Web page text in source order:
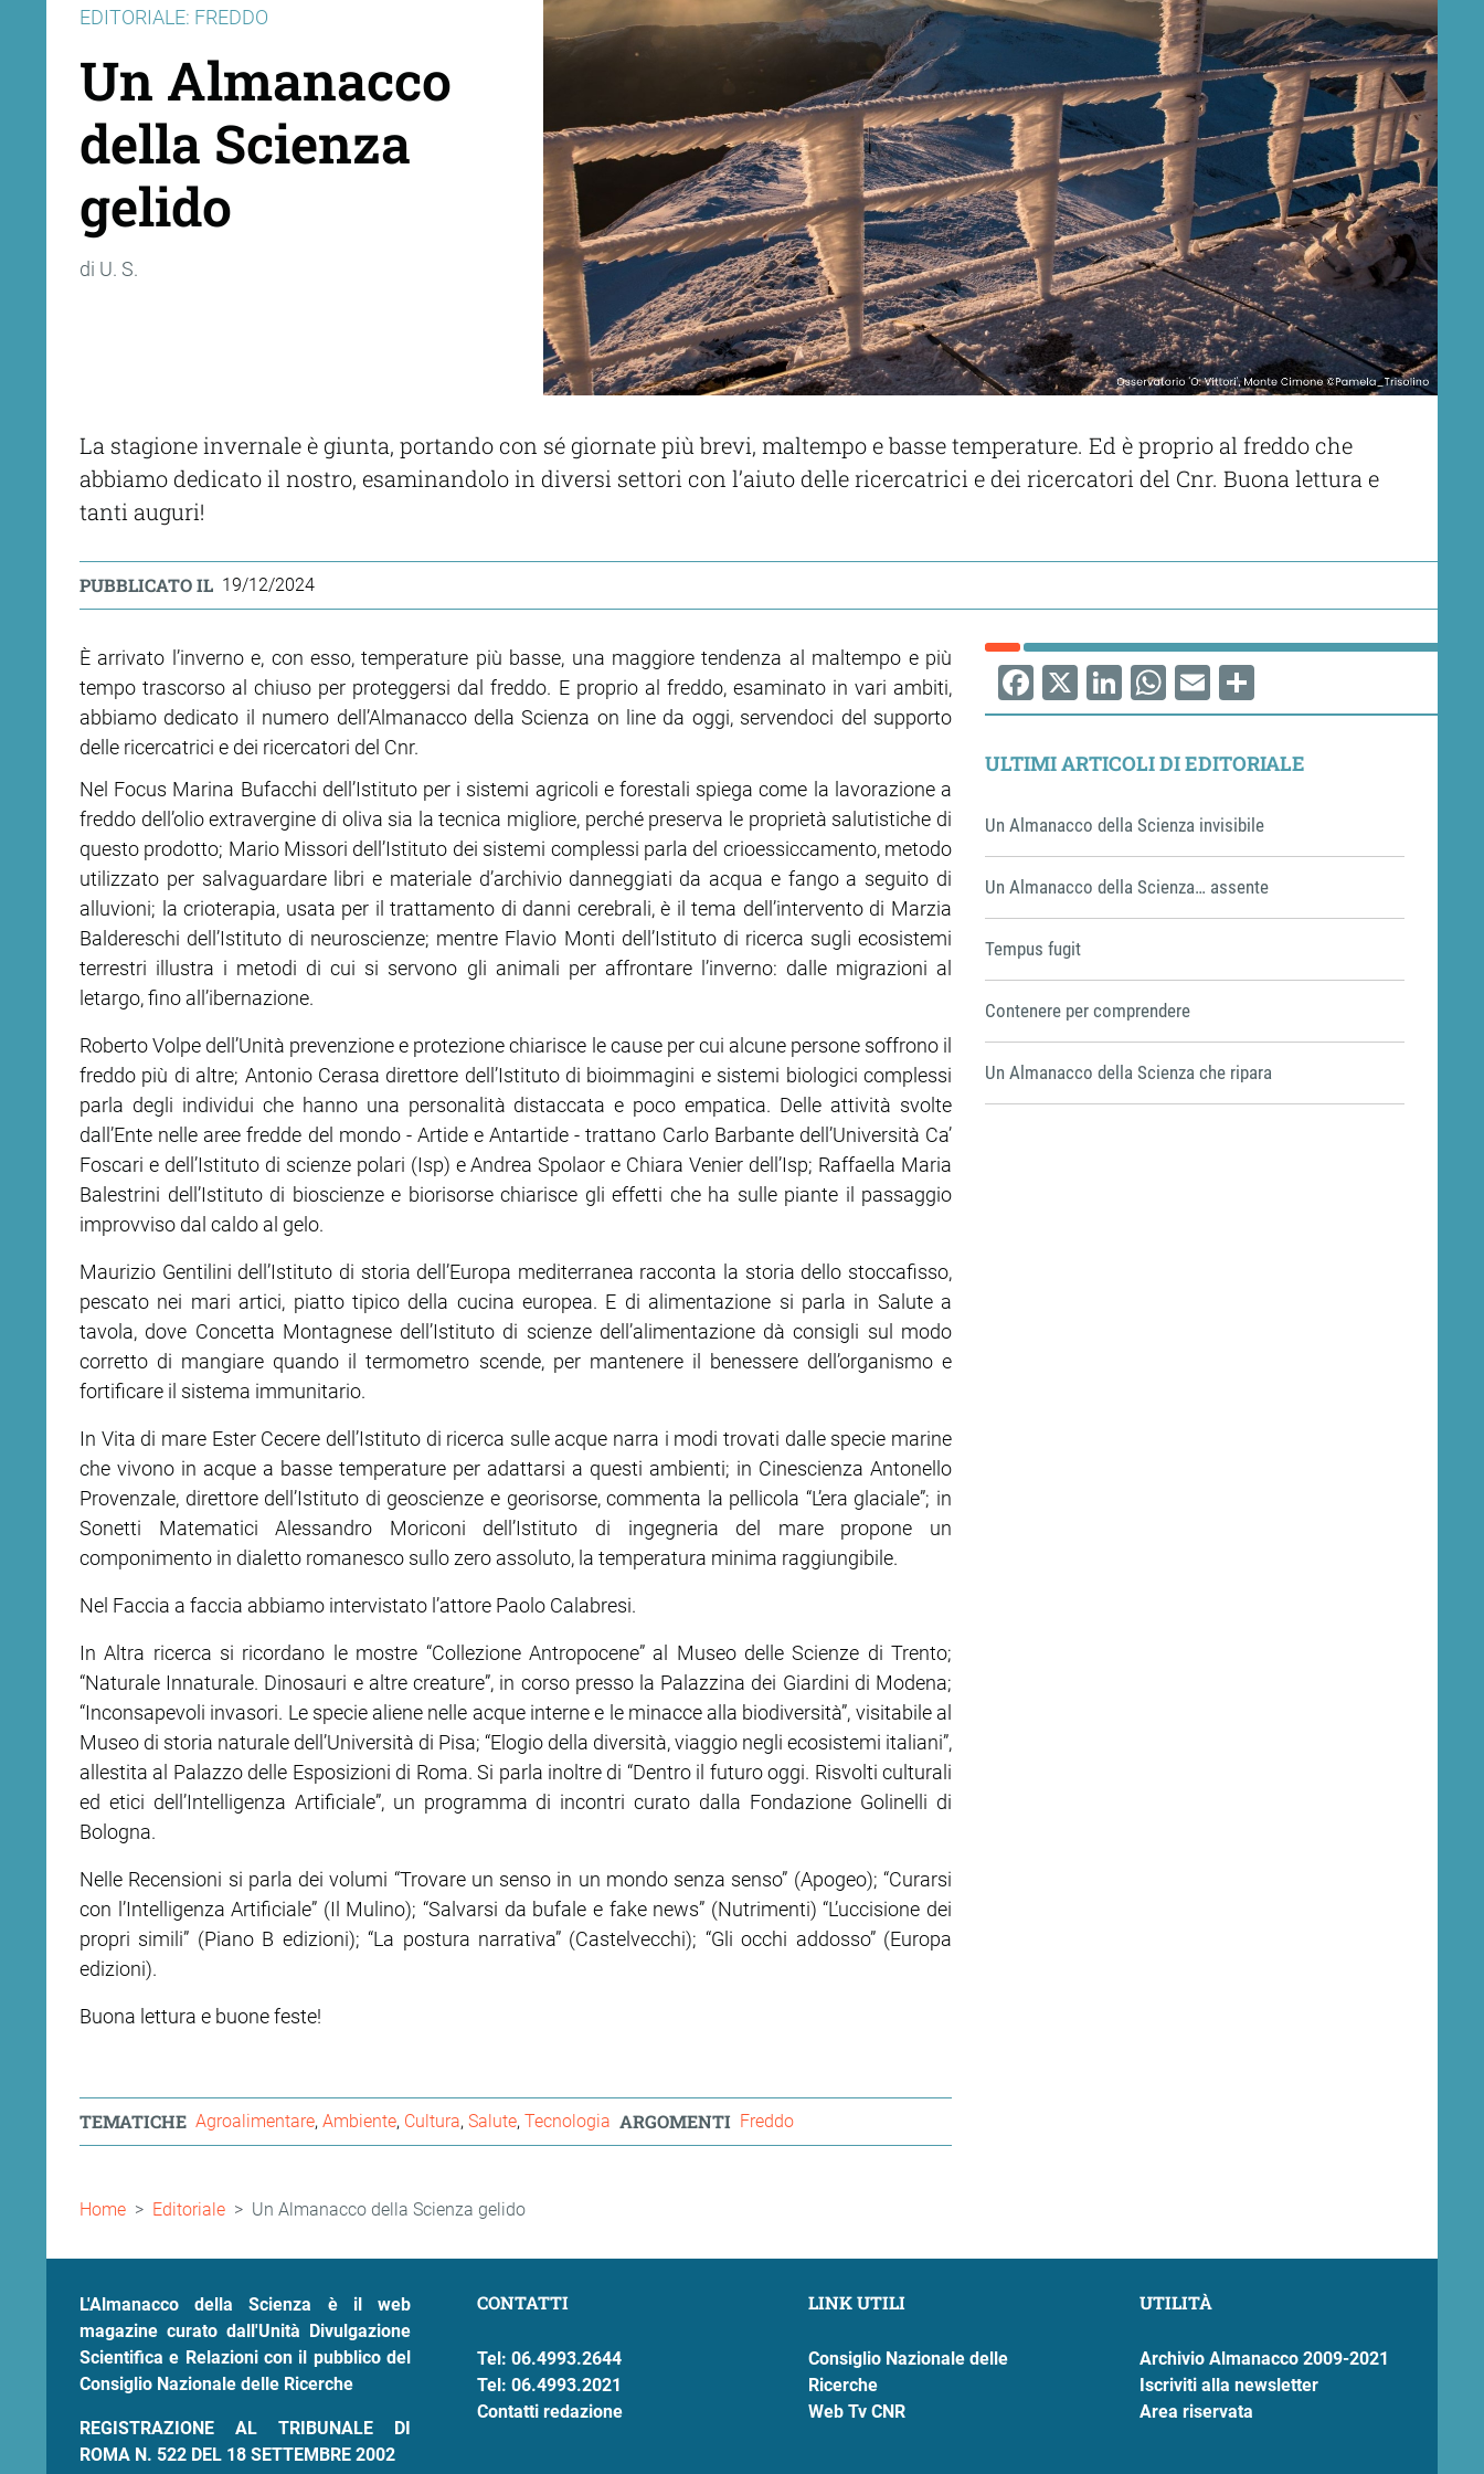
EDITORIALE: FREDDO
Un Almanacco
della Scienza
gelido
di U. S.
La stagione invernale è giunta, portando con sé giornate più brevi, maltempo e basse temperature. Ed è proprio al freddo che
abbiamo dedicato il nostro, esaminandolo in diversi settori con l’aiuto delle ricercatrici e dei ricercatori del Cnr. Buona lettura e
tanti auguri!
PUBBLICATO IL 19/12/2024
È arrivato l’inverno e, con esso, temperature più basse, una maggiore tendenza al maltempo e più
tempo trascorso al chiuso per proteggersi dal freddo. E proprio al freddo, esaminato in vari ambiti,
abbiamo dedicato il numero dell’Almanacco della Scienza on line da oggi, servendoci del supporto
delle ricercatrici e dei ricercatori del Cnr.
Nel Focus Marina Bufacchi dell’Istituto per i sistemi agricoli e forestali spiega come la lavorazione a
freddo dell’olio extravergine di oliva sia la tecnica migliore, perché preserva le proprietà salutistiche di
questo prodotto; Mario Missori dell’Istituto dei sistemi complessi parla del crioessiccamento, metodo
utilizzato per salvaguardare libri e materiale d’archivio danneggiati da acqua e fango a seguito di
alluvioni; la crioterapia, usata per il trattamento di danni cerebrali, è il tema dell’intervento di Marzia
Baldereschi dell’Istituto di neuroscienze; mentre Flavio Monti dell’Istituto di ricerca sugli ecosistemi
terrestri illustra i metodi di cui si servono gli animali per affrontare l’inverno: dalle migrazioni al
letargo, fino all’ibernazione.
Roberto Volpe dell’Unità prevenzione e protezione chiarisce le cause per cui alcune persone soffrono il
freddo più di altre; Antonio Cerasa direttore dell’Istituto di bioimmagini e sistemi biologici complessi
parla degli individui che hanno una personalità distaccata e poco empatica. Delle attività svolte
dall’Ente nelle aree fredde del mondo - Artide e Antartide - trattano Carlo Barbante dell’Università Ca’
Foscari e dell’Istituto di scienze polari (Isp) e Andrea Spolaor e Chiara Venier dell’Isp; Raffaella Maria
Balestrini dell’Istituto di bioscienze e biorisorse chiarisce gli effetti che ha sulle piante il passaggio
improvviso dal caldo al gelo.
Maurizio Gentilini dell’Istituto di storia dell’Europa mediterranea racconta la storia dello stoccafisso,
pescato nei mari artici, piatto tipico della cucina europea. E di alimentazione si parla in Salute a
tavola, dove Concetta Montagnese dell’Istituto di scienze dell’alimentazione dà consigli sul modo
corretto di mangiare quando il termometro scende, per mantenere il benessere dell’organismo e
fortificare il sistema immunitario.
In Vita di mare Ester Cecere dell’Istituto di ricerca sulle acque narra i modi trovati dalle specie marine
che vivono in acque a basse temperature per adattarsi a questi ambienti; in Cinescienza Antonello
Provenzale, direttore dell’Istituto di geoscienze e georisorse, commenta la pellicola “L’era glaciale”; in
Sonetti Matematici Alessandro Moriconi dell’Istituto di ingegneria del mare propone un
componimento in dialetto romanesco sullo zero assoluto, la temperatura minima raggiungibile.
Nel Faccia a faccia abbiamo intervistato l’attore Paolo Calabresi.
In Altra ricerca si ricordano le mostre “Collezione Antropocene” al Museo delle Scienze di Trento;
“Naturale Innaturale. Dinosauri e altre creature”, in corso presso la Palazzina dei Giardini di Modena;
“Inconsapevoli invasori. Le specie aliene nelle acque interne e le minacce alla biodiversità”, visitabile al
Museo di storia naturale dell’Università di Pisa; “Elogio della diversità, viaggio negli ecosistemi italiani”,
allestita al Palazzo delle Esposizioni di Roma. Si parla inoltre di “Dentro il futuro oggi. Risvolti culturali
ed etici dell’Intelligenza Artificiale”, un programma di incontri curato dalla Fondazione Golinelli di
Bologna.
Nelle Recensioni si parla dei volumi “Trovare un senso in un mondo senza senso” (Apogeo); “Curarsi
con l’Intelligenza Artificiale” (Il Mulino); “Salvarsi da bufale e fake news” (Nutrimenti) “L’uccisione dei
propri simili” (Piano B edizioni); “La postura narrativa” (Castelvecchi); “Gli occhi addosso” (Europa
edizioni).
Buona lettura e buone feste!
TEMATICHE Agroalimentare Ambiente Cultura Salute Tecnologia ARGOMENTI Freddo
Facebook
X LinkedIn
WhatsApp
EmailShare
ULTIMI ARTICOLI DI EDITORIALE
Un Almanacco della Scienza invisibile
Un Almanacco della Scienza… assente
Tempus fugit
Contenere per comprendere
Un Almanacco della Scienza che ripara
Briciole
Home Editoriale Un Almanacco della Scienza gelido
L'Almanacco della Scienza è il web
magazine curato dall'Unità Divulgazione
Scientifica e Relazioni con il pubblico del
Consiglio Nazionale delle Ricerche
REGISTRAZIONE AL TRIBUNALE DI
ROMA N. 522 DEL 18 SETTEMBRE 2002
CONTATTI
Tel: 06.4993.2644
Tel: 06.4993.2021
Contatti redazione
LINK UTILI
Consiglio Nazionale delle
Ricerche
Web Tv CNR
UTILITÀ
Archivio Almanacco 2009-2021
Iscriviti alla newsletter
Area riservata